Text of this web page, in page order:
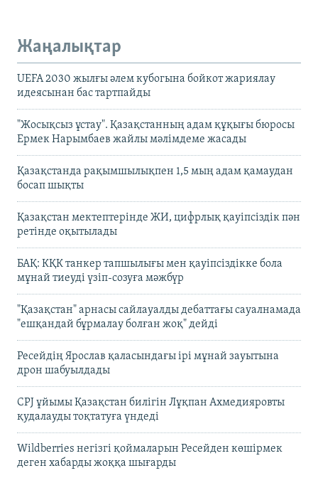
Жаңалықтар
UEFA 2030 жылғы әлем кубогына бойкот жариялау
идеясынан бас тартпайды
"Жосықсыз ұстау". Қазақстанның адам құқығы бюросы
Ермек Нарымбаев жайлы мәлімдеме жасады
Қазақстанда рақымшылықпен 1,5 мың адам қамаудан
босап шықты
Қазақстан мектептерінде ЖИ, цифрлық қауіпсіздік пән
ретінде оқытылады
БАҚ: КҚК танкер тапшылығы мен қауіпсіздікке бола
мұнай тиеуді үзіп-созуға мәжбүр
"Қазақстан" арнасы сайлауалды дебаттағы сауалнамада
"ешқандай бұрмалау болған жоқ" дейді
Ресейдің Ярослав қаласындағы ірі мұнай зауытына
дрон шабуылдады
CPJ ұйымы Қазақстан билігін Лұқпан Ахмедияровты
қудалауды тоқтатуға үндеді
Wildberries негізгі қоймаларын Ресейден көшірмек
деген хабарды жоққа шығарды